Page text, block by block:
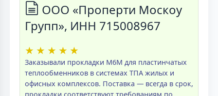
ООО «Проперти Москоу
Групп», ИНН 715008967
★ ★ ★ ★ ★
Заказывали прокладки M6M для пластинчатых
теплообменников в системах ТПА жилых и
офисных комплексов. Поставка — всегда в срок,